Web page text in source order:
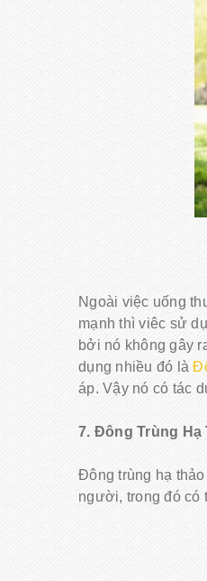
Ngoài việc uống
mạnh thì viêc sử
bởi nó không gây
dụng nhiều đó là
áp. Vậy nó có tác
7. Đông Trùng
Đông trùng hạ
người, trong đó có